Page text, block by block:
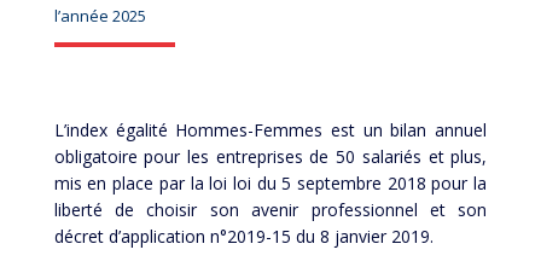
l’année 2025
L’index égalité Hommes-Femmes est un bilan annuel
obligatoire pour les entreprises de 50 salariés et plus,
mis en place par la loi loi du 5 septembre 2018 pour la
liberté de choisir son avenir professionnel et son
décret d’application n°2019-15 du 8 janvier 2019.